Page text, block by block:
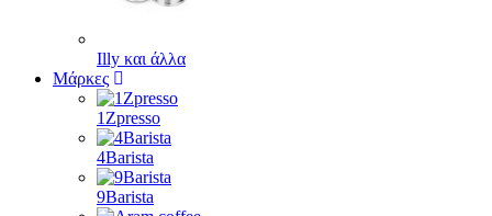
Illy και άλλα
Μάρκες
1Zpresso
4Barista
9Barista